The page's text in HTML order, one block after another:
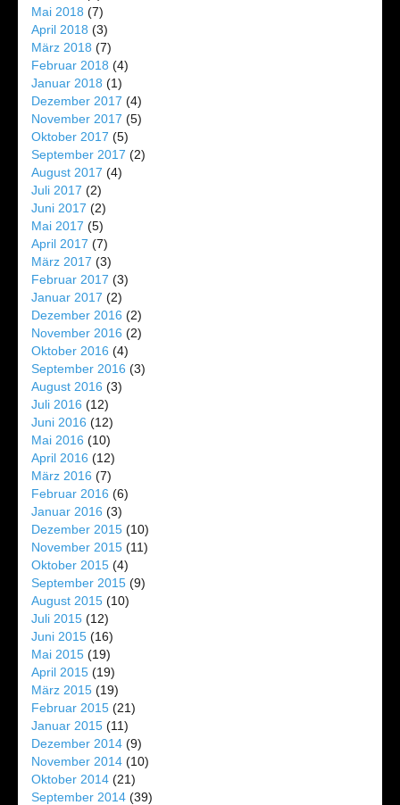
Mai 2018 (7)
April 2018 (3)
März 2018 (7)
Februar 2018 (4)
Januar 2018 (1)
Dezember 2017 (4)
November 2017 (5)
Oktober 2017 (5)
September 2017 (2)
August 2017 (4)
Juli 2017 (2)
Juni 2017 (2)
Mai 2017 (5)
April 2017 (7)
März 2017 (3)
Februar 2017 (3)
Januar 2017 (2)
Dezember 2016 (2)
November 2016 (2)
Oktober 2016 (4)
September 2016 (3)
August 2016 (3)
Juli 2016 (12)
Juni 2016 (12)
Mai 2016 (10)
April 2016 (12)
März 2016 (7)
Februar 2016 (6)
Januar 2016 (3)
Dezember 2015 (10)
November 2015 (11)
Oktober 2015 (4)
September 2015 (9)
August 2015 (10)
Juli 2015 (12)
Juni 2015 (16)
Mai 2015 (19)
April 2015 (19)
März 2015 (19)
Februar 2015 (21)
Januar 2015 (11)
Dezember 2014 (9)
November 2014 (10)
Oktober 2014 (21)
September 2014 (39)